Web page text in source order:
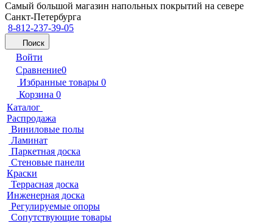
Самый большой магазин напольных покрытий на севере
Санкт-Петербурга
8-812-237-39-05
Поиск
Войти
Сравнение0
Избранные товары 0
Корзина 0
Каталог
Распродажа
Виниловые полы
Ламинат
Паркетная доска
Стеновые панели
Краски
Террасная доска
Инженерная доска
Регулируемые опоры
Сопутствующие товары